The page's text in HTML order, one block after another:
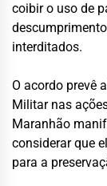
coibir o uso de
interditados.
O acordo prevê
Militar nas
Maranhão
considerar que
para a